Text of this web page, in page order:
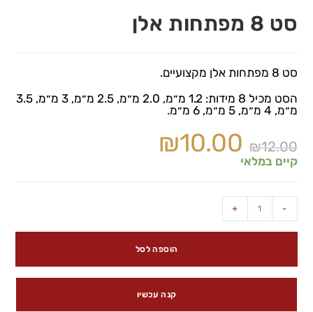
סט 8 מפתחות אלן
סט 8 מפתחות אלן מקצועיים.
הסט מכיל 8 מידות: 1.2 מ״מ, 2.0 מ״מ, 2.5 מ״מ, 3 מ״מ, 3.5
מ״מ, 4 מ״מ, 5 מ״מ, 6 מ״מ.
₪12.00
₪10.00
קיים במלאי
-
+
הוספה לסל
קנה עכשיו